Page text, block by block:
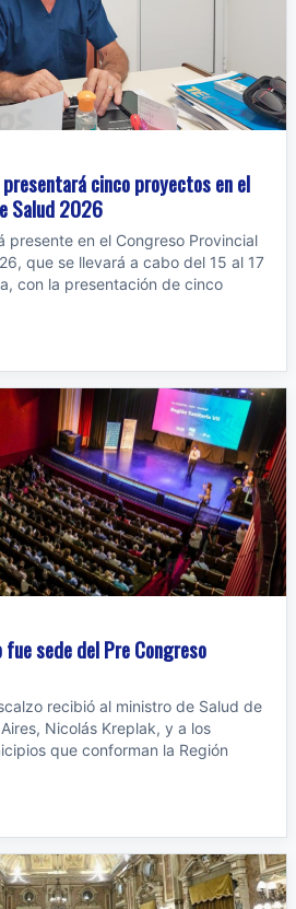
cinco proyectos en el
Salud 2026
presente en el Congreso Provincial
que se llevará a cabo del 15 al 17
con la presentación de cinco
sede del Pre Congreso
recibió al ministro de Salud de
Nicolás Kreplak, y a los
que conforman la Región